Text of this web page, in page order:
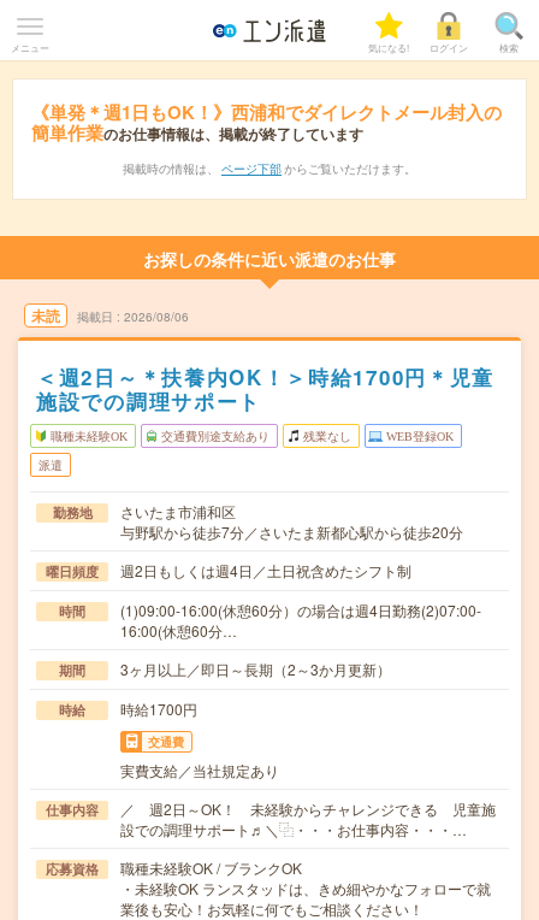
メニュー 気になる! ログイン 検索
《単発＊週1日もOK！》西浦和でダイレクトメール封入の
簡単作業のお仕事情報は、掲載が終了しています
掲載時の情報は、 ページ下部 からご覧いただけます。
お探しの条件に近い派遣のお仕事
未読 掲載日 2026/08/06
＜週2日～＊扶養内OK！＞時給1700円＊児童
施設での調理サポート
職種未経験OK 交通費別途支給あり 残業なし WEB登録OK
派遣
勤務地
さいたま市浦和区
与野駅から徒歩7分／さいたま新都心駅から徒歩20分
曜日頻度 週2日もしくは週4日／土日祝含めたシフト制
時間
(1)09:00-16:00(休憩60分）の場合は週4日勤務(2)07:00-
16:00(休憩60分…
期間 3ヶ月以上／即日～長期（2～3か月更新）
時給 時給1700円
交通費
実費支給／当社規定あり
仕事内容
／ 週2日～OK！ 未経験からチャレンジできる 児童施
設での調理サポート♬＼⿻・・・お仕事内容・・・…
応募資格
職種未経験OK / ブランクOK
・未経験OK ランスタッドは、きめ細やかなフォローで就
業後も安心！お気軽に何でもご相談ください！